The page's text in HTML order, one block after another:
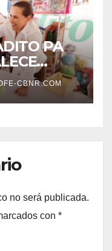
PA
CBNR.COM
no será publicada.
con *